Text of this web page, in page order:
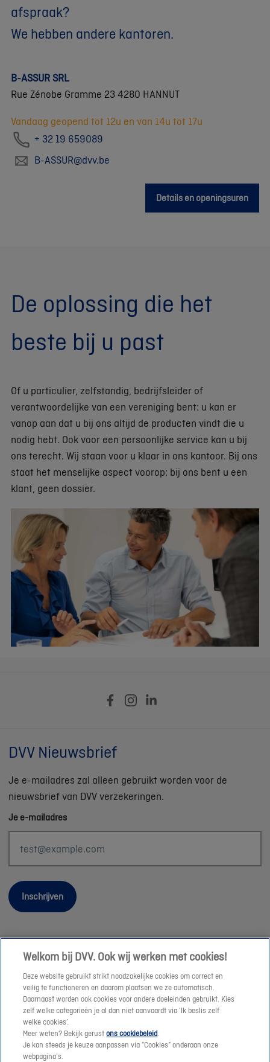
afspraak?
We hebben andere kantoren.
B-ASSUR SRL
Rue Zénobe Gramme 23 4280 HANNUT
Vandaag geopend tot 12u en van 14u tot 17u
+ 32 19 659089
B-ASSUR@dvv.be
Details en openingsuren
De oplossing die het
beste bij u past
Of u particulier, zelfstandig, bedrijfsleider of
verantwoordelijke van een vereniging bent: u kan er
vanop aan dat u bij ons altijd de producten vindt die u
nodig hebt. Ook voor een persoonlijke service kan u bij
ons terecht. Wij staan voor u klaar in ons kantoor. Bij ons
staat het menselijke aspect voorop: bij ons bent u een
klant, geen dossier.
DVV Nieuwsbrief
Je e-mailadres zal alleen gebruikt worden voor de
nieuwsbrief van DVV verzekeringen.
Je e-mailadres
Inschrijven
Wettelijke informatie
Duurzaamheid
Sitemap
Onze consulenten
Jobs
Cookies
Welkom bij DVV. Ook wij werken met cookies!
Deze website gebruikt strikt noodzakelijke cookies om correct en
veilig te functioneren en daarom plaatsen we ze automatisch.
Daarnaast worden ook cookies voor andere doeleinden gebruikt. Kies
zelf welke categorieën je al dan niet aanvaardt via ‘Ik beslis zelf
welke cookies’.
Meer weten? Bekijk gerustons cookiebeleid.
Je kan steeds je keuze aanpassen via “Cookies” onderaan onze
webpagina’s.